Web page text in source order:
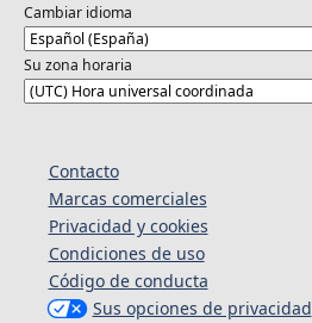
Cambiar idioma
Su zona horaria
Contacto
Marcas comerciales
Privacidad y cookies
Condiciones de uso
Código de conducta
Sus opciones de privacidad